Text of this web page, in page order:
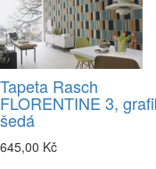
Tapeta Rasch
FLORENTINE 3,
šedá
645,00 Kč